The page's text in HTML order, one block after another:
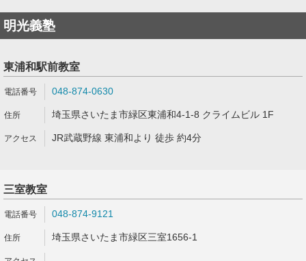
明光義塾
東浦和駅前教室
048-874-0630
埼玉県さいたま市緑区東浦和4-1-8 クライムビル 1F
JR武蔵野線 東浦和より 徒歩 約4分
三室教室
048-874-9121
埼玉県さいたま市緑区三室1656-1